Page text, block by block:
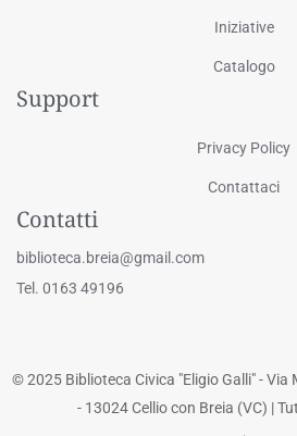
Iniziative
Catalogo
Support
Privacy Policy
Contattaci
Contatti
biblioteca.breia@gmail.com
Tel. 0163 49196
© 2025 Biblioteca Civica "Eligio Galli" - Via
- 13024 Cellio con Breia (VC) |